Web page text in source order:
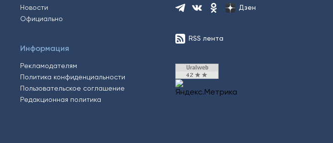
Новости
Официально
Информация
Рекламодателям
Политика конфиденциальности
Пользовательское соглашение
Редакционная политика
Дзен
RSS лента